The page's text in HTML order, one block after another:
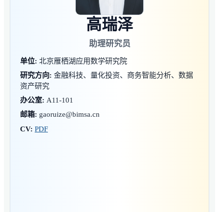
高瑞泽
助理研究员
单位: 北京雁栖湖应用数学研究院
研究方向: 金融科技、量化投资、商务智能分析、数据
资产研究
办公室: A11-101
邮箱: gaoruize@bimsa.cn
CV: PDF